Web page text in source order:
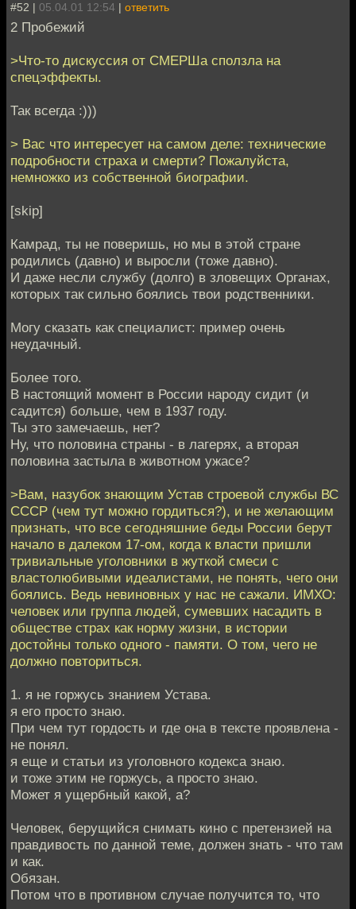
#52 | 05.04.01 12:54 | ответить
2 Пpобежий
>Что-то дискуссия от СМЕРШа сползла на
спецэффекты.
Так всегда :)))
> Вас что интересует на самом деле: технические
подробности страха и смерти? Пожалуйста,
немножко из собственной биографии.
[skip]
Камрад, ты не поверишь, но мы в этой стране
родились (давно) и выросли (тоже давно).
И даже несли службу (долго) в зловещих Органах,
которых так сильно боялись твои родственники.
Могу сказать как специалист: пример очень
неудачный.
Более того.
В настоящий момент в России народу сидит (и
садится) больше, чем в 1937 году.
Ты это замечаешь, нет?
Ну, что половина страны - в лагерях, а вторая
половина застыла в животном ужасе?
>Вам, назубок знающим Устав строевой службы ВС
СССР (чем тут можно гордиться?), и не желающим
признать, что все сегодняшние беды России берут
начало в далеком 17-ом, когда к власти пришли
тривиальные уголовники в жуткой смеси с
властолюбивыми идеалистами, не понять, чего они
боялись. Ведь невиновных у нас не сажали. ИМХО:
человек или группа людей, сумевших насадить в
обществе страх как норму жизни, в истории
достойны только одного - памяти. О том, чего не
должно повториться.
1. я не горжусь знанием Устава.
я его просто знаю.
При чем тут гордость и где она в тексте проявлена -
не понял.
я еще и статьи из уголовного кодекса знаю.
и тоже этим не горжусь, а просто знаю.
Может я ущербный какой, а?
Человек, берущийся снимать кино с претензией на
правдивость по данной теме, должен знать - что там
и как.
Обязан.
Потом что в противном случае получится то, что